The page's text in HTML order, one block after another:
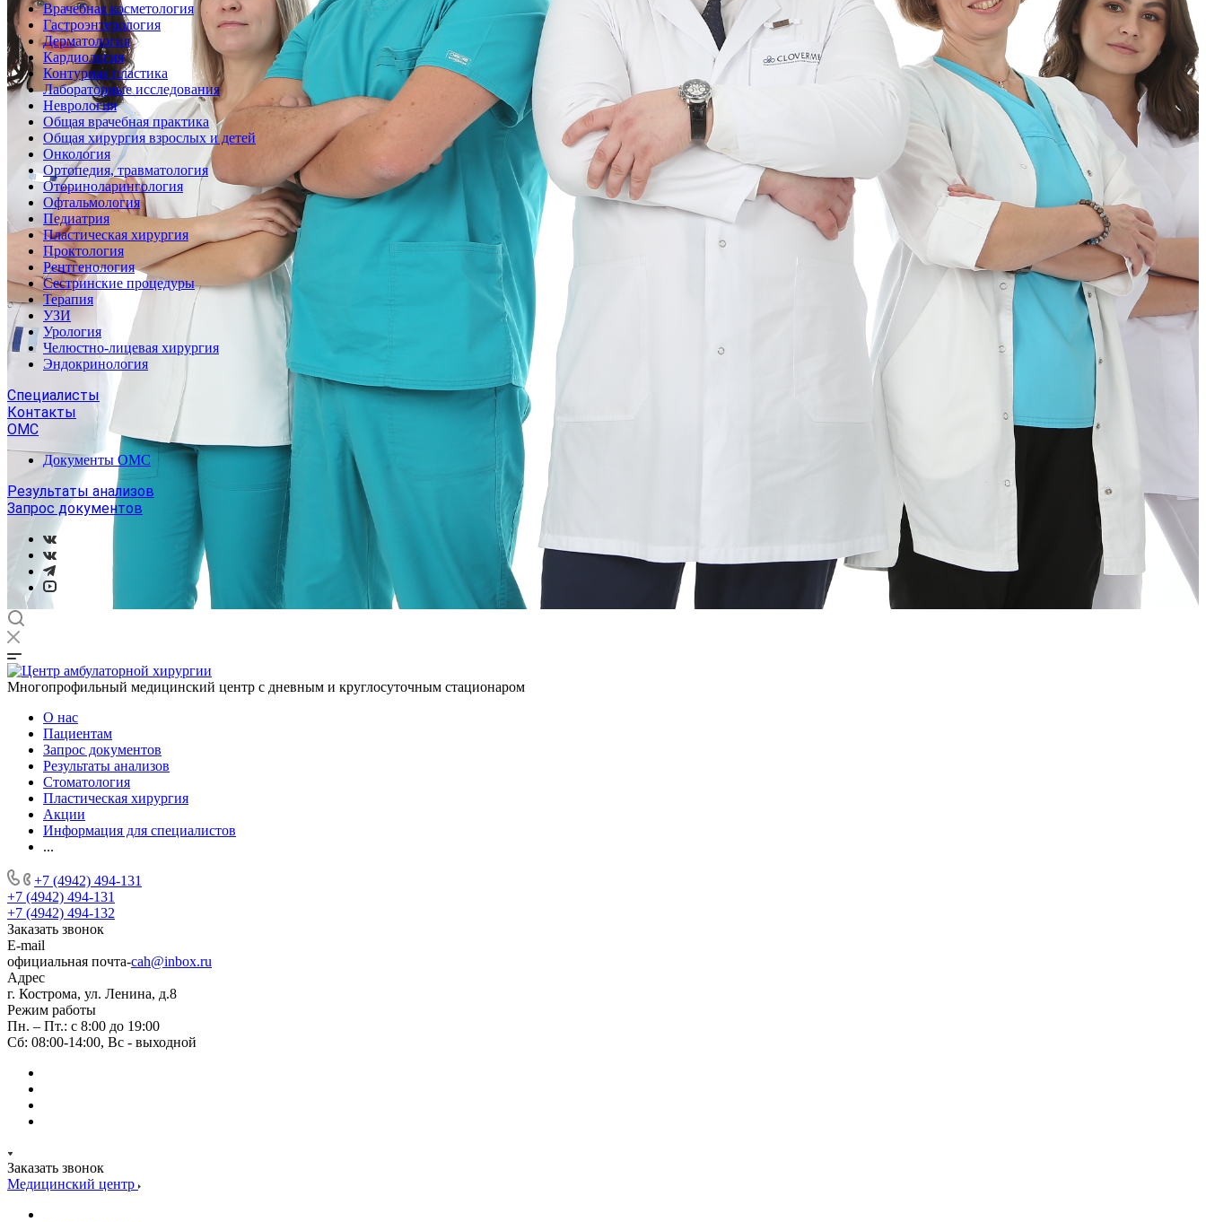
Врачебная косметология
Гастроэнтерология
Дерматология
Кардиология
Контурная пластика
Лабораторные исследования
Неврология
Общая врачебная практика
Общая хирургия взрослых и детей
Онкология
Ортопедия, травматология
Оториноларингология
Офтальмология
Педиатрия
Пластическая хирургия
Проктология
Рентгенология
Сестринские процедуры
Терапия
УЗИ
Урология
Челюстно-лицевая хирургия
Эндокринология
Специалисты
Контакты
ОМС
Документы ОМС
Результаты анализов
Запрос документов
Многопрофильный медицинский центр с дневным и круглосуточным стационаром
О нас
Пациентам
Запрос документов
Результаты анализов
Стоматология
Пластическая хирургия
Акции
Информация для специалистов
...
+7 (4942) 494-131
+7 (4942) 494-131
+7 (4942) 494-132
Заказать звонок
E-mail
официальная почта-cah@inbox.ru
Адрес
г. Кострома, ул. Ленина, д.8
Режим работы
Пн. – Пт.: с 8:00 до 19:00
Сб: 08:00-14:00, Вс - выходной
Заказать звонок
Медицинский центр